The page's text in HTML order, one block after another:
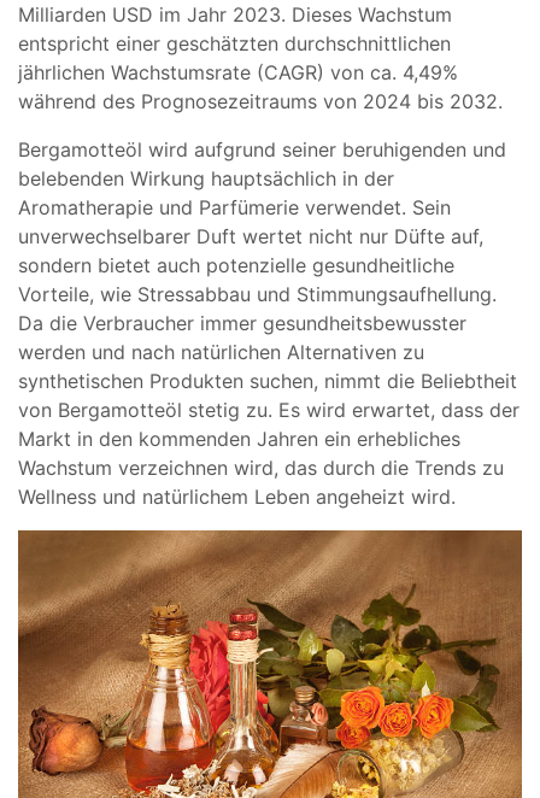
Milliarden USD im Jahr 2023. Dieses Wachstum
entspricht einer geschätzten durchschnittlichen
jährlichen Wachstumsrate (CAGR) von ca. 4,49%
während des Prognosezeitraums von 2024 bis 2032.
Bergamotteöl wird aufgrund seiner beruhigenden und
belebenden Wirkung hauptsächlich in der
Aromatherapie und Parfümerie verwendet. Sein
unverwechselbarer Duft wertet nicht nur Düfte auf,
sondern bietet auch potenzielle gesundheitliche
Vorteile, wie Stressabbau und Stimmungsaufhellung.
Da die Verbraucher immer gesundheitsbewusster
werden und nach natürlichen Alternativen zu
synthetischen Produkten suchen, nimmt die Beliebtheit
von Bergamotteöl stetig zu. Es wird erwartet, dass der
Markt in den kommenden Jahren ein erhebliches
Wachstum verzeichnen wird, das durch die Trends zu
Wellness und natürlichem Leben angeheizt wird.